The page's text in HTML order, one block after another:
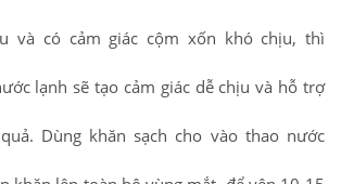
và có cảm giác cộm xốn khó chịu, thì
lạnh sẽ tạo cảm giác dễ chịu và hỗ trợ
Dùng khăn sạch cho vào thao nước